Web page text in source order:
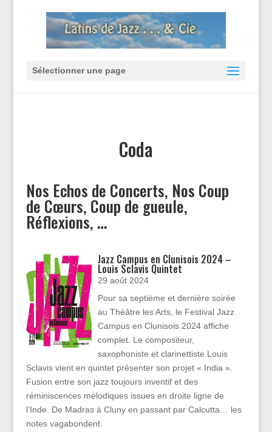
Sélectionner une page
Coda
Nos Echos de Concerts, Nos Coup
de Cœurs, Coup de gueule,
Réflexions, …
Jazz Campus en Clunisois 2024 –
Louis Sclavis Quintet
29 août 2024
Pour sa septième et dernière soirée
au Théâtre les Arts, le Festival Jazz
Campus en Clunisois 2024 affiche
complet. Le compositeur,
saxophoniste et clarinettiste Louis
Sclavis vient en quintet présenter son projet « India ».
Fusion entre son jazz toujours inventif et des
réminiscences mélodiques issues en droite ligne de
l’Inde. De Madras à Cluny en passant par Calcutta… les
notes vagabondent.